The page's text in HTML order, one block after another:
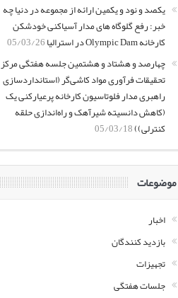
یکصد و نود و یکمین ارائه از مجموعه در دنیا چه
خبر: رفع گلوگاه های مدار آسیاکنی خودشکن
کارخانه Olympic Dam در استرالیا
05/03/26
چهارصد و هشتاد و هشتمین جلسه هفتگی مرکز
تحقیقات فرآوری مواد کاشی‌گر (استانداردسازی
راهبری مدار فلوتاسیون کارخانه پرعیارکنی یک
(کاهش دانسیته شیرآهک و راه‌اندازی حلقه
کنترلی))05/03/18
موضوعات
اخبار
بازدید کنندگان
تجهیزات
جلسات هفتگی